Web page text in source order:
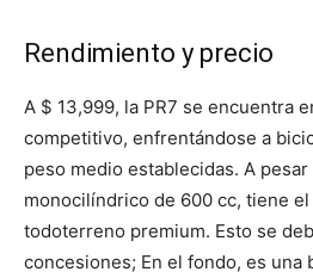
Rendimiento y precio
A $ 13,999, la PR7 se encuentra
competitivo, enfrentándose a
peso medio establecidas. A
monocilíndrico de 600 cc, tiene
todoterreno premium. Esto se
concesiones; En el fondo, es una